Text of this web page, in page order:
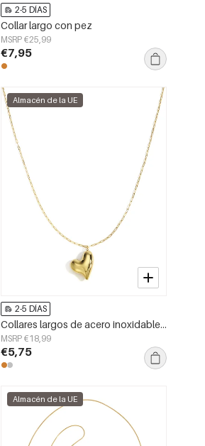
2-5 DÍAS
Collar largo con pez
MSRP €25,99
€7,95
Almacén de la UE
2-5 DÍAS
Collares largos de acero inoxidable con forma de corazón, estilo casual, diario, serie sencilla, joyería para mujer.
MSRP €18,99
€5,75
Almacén de la UE